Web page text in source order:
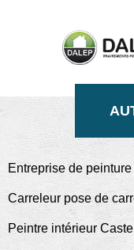
Entreprise de
Carreleur pose de
Peintre intérieur